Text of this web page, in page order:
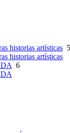
historias artísticas
historias artísticas
6